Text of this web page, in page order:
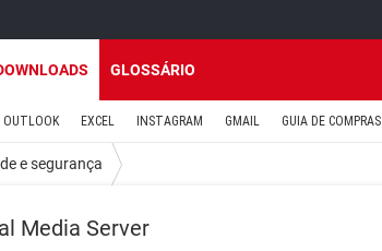
GLOSSÁRIO
OUTLOOK EXCEL INSTAGRAM GMAIL GUIA DE COMPRAS
e segurança
Media Server